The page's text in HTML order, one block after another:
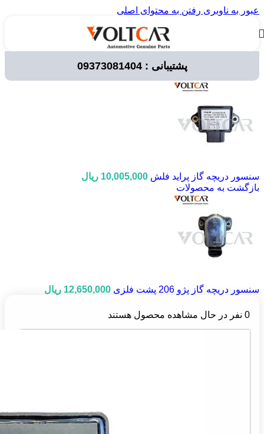
عبور به ناوبری رفتن به محتوای اصلی
پشتیبانی : 09373081404لوازم برقی خودرو/ سنسور ها/ سنسور دریچه گاز
سنسور دریچه گاز پراید فلش 10,005,000 ریال
بازگشت به محصولات
سنسور دریچه گاز پژو 206 پشت فلزی 12,650,000 ریال
0 نفر در حال مشاهده محصول هستند